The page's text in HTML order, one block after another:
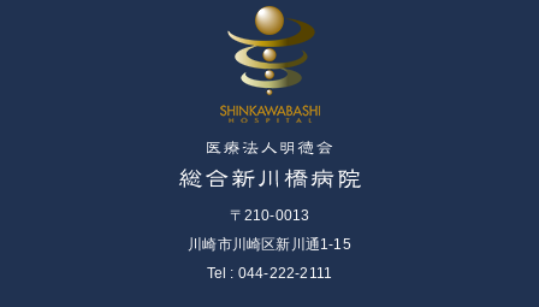
〒210-0013
川崎市川崎区新川通1-15
Tel : 044-222-2111